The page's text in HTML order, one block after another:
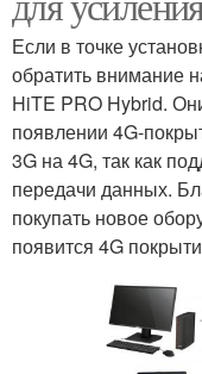
Если в точке
обратить внимание
HiTE PRO Hybrid.
появлении 4G-
3G на 4G, так как
передачи данных.
покупать новое
появится 4G